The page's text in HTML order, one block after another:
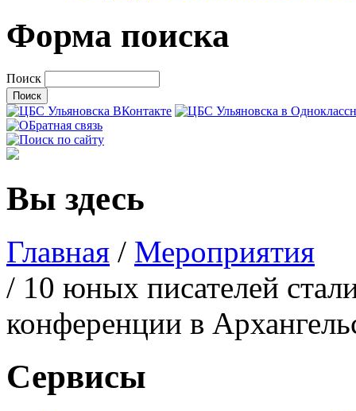
Форма поиска
Поиск
Вы здесь
Главная / Мероприятия
/ 10 юных писателей
конференции в
Сервисы